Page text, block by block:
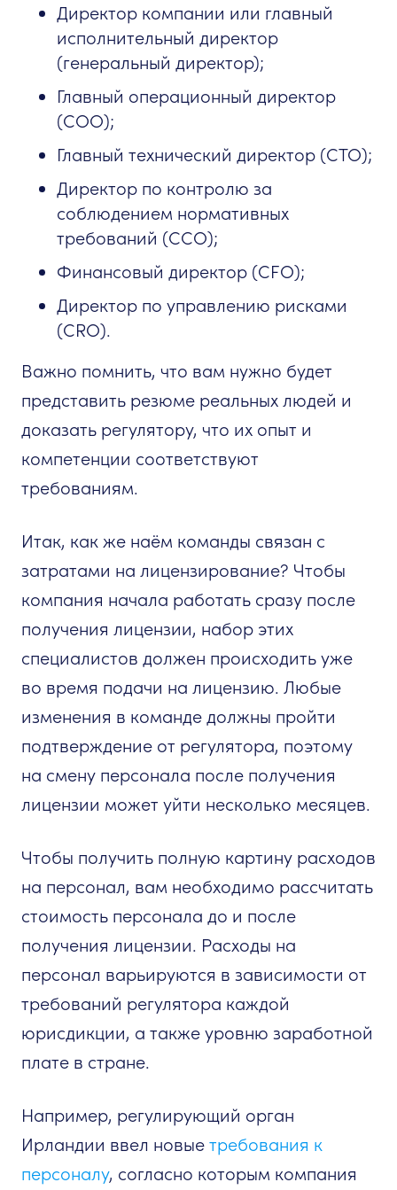
Директор компании или главный
исполнительный директор
(генеральный директор);
Главный операционный директор
(COO);
Главный технический директор (CTO);
Директор по контролю за
соблюдением нормативных
требований (CCO);
Финансовый директор (CFO);
Директор по управлению рисками
(CRO).
Важно помнить, что вам нужно будет
представить резюме реальных людей и
доказать регулятору, что их опыт и
компетенции соответствуют
требованиям.
Итак, как же наём команды связан с
затратами на лицензирование? Чтобы
компания начала работать сразу после
получения лицензии, набор этих
специалистов должен происходить уже
во время подачи на лицензию. Любые
изменения в команде должны пройти
подтверждение от регулятора, поэтому
на смену персонала после получения
лицензии может уйти несколько месяцев.
Чтобы получить полную картину расходов
на персонал, вам необходимо рассчитать
стоимость персонала до и после
получения лицензии. Расходы на
персонал варьируются в зависимости от
требований регулятора каждой
юрисдикции, а также уровню заработной
плате в стране.
Например, регулирующий орган
Ирландии ввел новыетребования к
персоналу, согласно которым компания